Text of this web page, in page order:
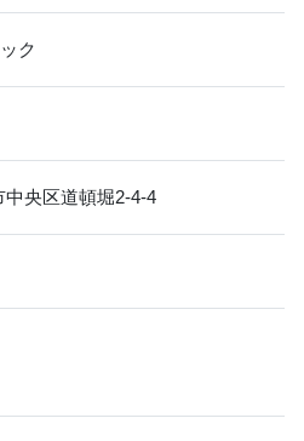
ク
中央区道頓堀2-4-4